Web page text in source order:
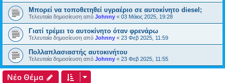
Μπορεί να τοποθετηθεί υγραέριο σε αυτοκίνητο diesel;
Τελευταία δημοσίευση από Johnny « 03 Μάιος 2025, 19:28
Γιατί τρέμει το αυτοκίνητο όταν φρενάρω
Τελευταία δημοσίευση από Johnny « 23 Φεβ 2025, 11:59
Πολλαπλασιαστής αυτοκινήτου
Τελευταία δημοσίευση από Johnny « 23 Φεβ 2025, 11:55
Νέο Θέμα